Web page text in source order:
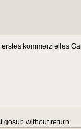
kommerzielles
gosub without return